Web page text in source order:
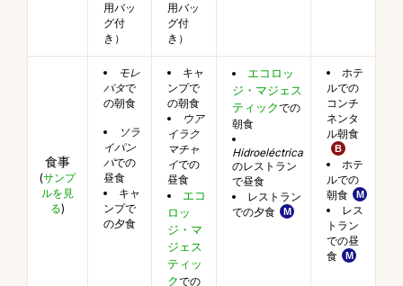
用バッ
グ付
き）
用バッ
グ付
き）
食事
(サンプ
ルを見
る)
モレ
パタで
の朝食
ソラ
イパン
パでの
昼食
キャ
ンプで
の夕食
キャ
ンプで
の朝食
ウア
イラク
マチャ
イでの
昼食
エコ
ロッ
ジ・マ
ジェス
ティッ
クでの
エコロッ
ジ・マジェス
ティックでの
朝食
Hidroeléctrica
のレストラン
で昼食
レストラン
での夕食
ホテ
ルでの
コンチ
ネンタ
ル朝食
ホテ
ルでの
朝食
レス
トラン
での昼
食